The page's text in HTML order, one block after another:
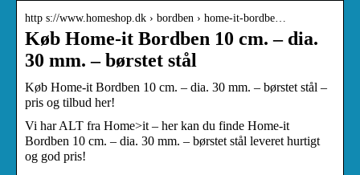
http s://www.homeshop.dk › bordben › home-it-bordbe…
Køb Home-it Bordben 10 cm. – dia.
30 mm. – børstet stål
Køb Home-it Bordben 10 cm. – dia. 30 mm. – børstet stål –
pris og tilbud her!
Vi har ALT fra Home>it – her kan du finde Home-it
Bordben 10 cm. – dia. 30 mm. – børstet stål leveret hurtigt
og god pris!